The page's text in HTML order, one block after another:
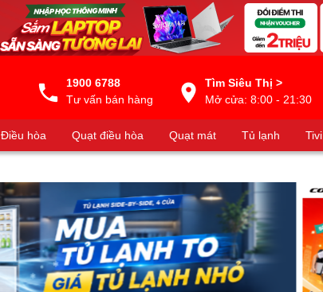
1900 6788
Tư vấn bán hàng
Tìm Siêu Thị >
Mở cửa: 8:00 - 21:30
Điều hòa Quạt điều hòa Quạt mát Tủ lạnh Tivi
Máy lọc nước